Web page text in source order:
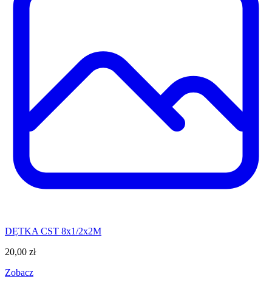
DĘTKA CST 8x1/2x2M
20,00 zł
Zobacz